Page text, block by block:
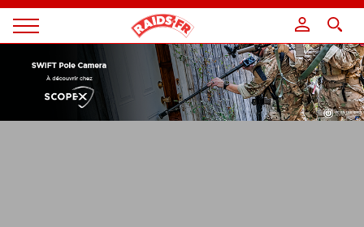
Magazine
Panneau de gestion des cookies